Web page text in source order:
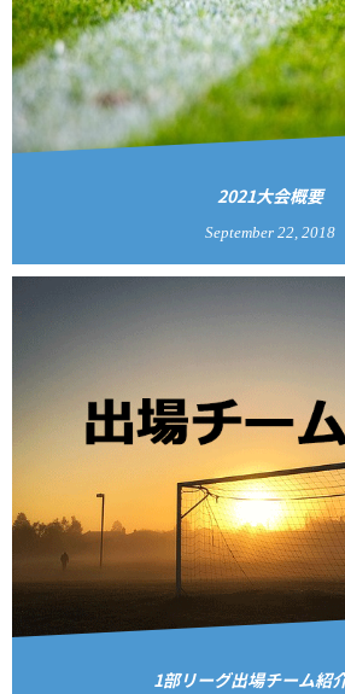
2021大会概要
September 22, 2018
1部リーグ出場チーム紹